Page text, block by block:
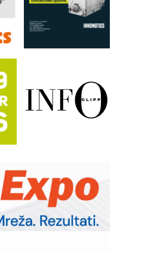
Hybrid 1500 VDC
sa tečnim
kao dugoročna korist
prvom mestu!
- više od 40 godina
za efikasnije
transformatora u
i vetroparkovima
na gradilištu- standard